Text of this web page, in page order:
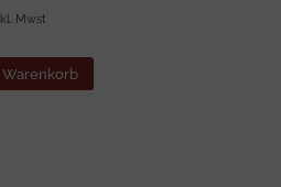
Mwst
Warenkorb